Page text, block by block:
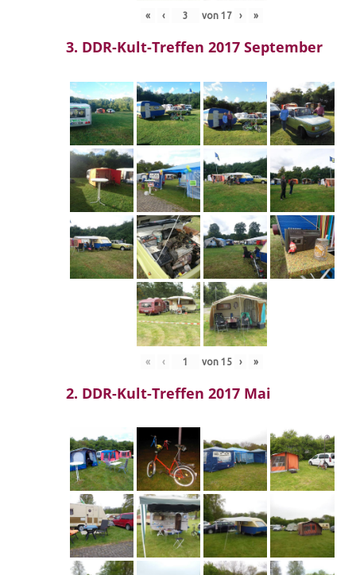
« ‹ von 17 › »
3. DDR-Kult-Treffen 2017 September
« ‹ von 15 › »
2. DDR-Kult-Treffen 2017 Mai